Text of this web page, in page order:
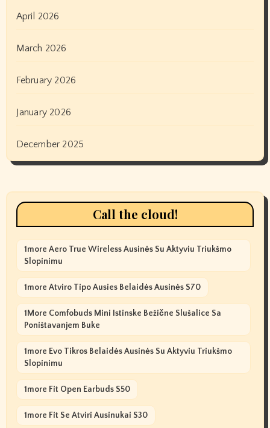
April 2026
March 2026
February 2026
January 2026
December 2025
Call the cloud!
1more Aero True Wireless Ausinės Su Aktyviu Triukšmo
Slopinimu
1more Atviro Tipo Ausies Belaidės Ausinės S70
1More Comfobuds Mini Istinske Bežične Slušalice Sa
Poništavanjem Buke
1more Evo Tikros Belaidės Ausinės Su Aktyviu Triukšmo
Slopinimu
1more Fit Open Earbuds S50
1more Fit Se Atviri Ausinukai S30